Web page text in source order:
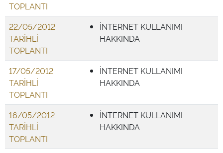
TOPLANTI
22/05/2012
TARİHLİ
TOPLANTI
İNTERNET KULLANIMI
HAKKINDA
17/05/2012
TARİHLİ
TOPLANTI
İNTERNET KULLANIMI
HAKKINDA
16/05/2012
TARİHLİ
TOPLANTI
İNTERNET KULLANIMI
HAKKINDA